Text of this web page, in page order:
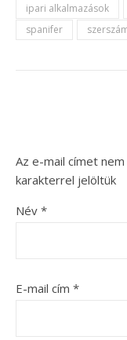
ipari alkalmazások
spanifer
Az e-mail címet
karakterrel jelöltük
Név *
E-mail cím *